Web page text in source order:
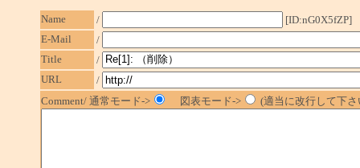
Name /
[ID:nG0X5fZP]
E-Mail
/
Title
/
URL
/
Comment/ 通常モード->
図表モード-> (適当に改行して下